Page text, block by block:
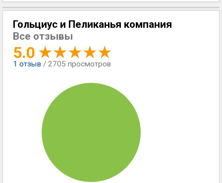
Гольциус и Пеликанья компания
Все отзывы
5.0
1 отзыв / 2705 просмотров